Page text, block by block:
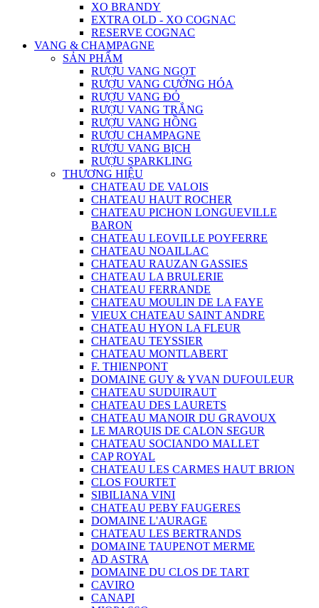
XO BRANDY
EXTRA OLD - XO COGNAC
RESERVE COGNAC
VANG & CHAMPAGNE
SẢN PHẨM
RƯỢU VANG NGỌT
RƯỢU VANG CƯỜNG HÓA
RƯỢU VANG ĐỎ
RƯỢU VANG TRẮNG
RƯỢU VANG HỒNG
RƯỢU CHAMPAGNE
RƯỢU VANG BỊCH
RƯỢU SPARKLING
THƯƠNG HIỆU
CHATEAU DE VALOIS
CHATEAU HAUT ROCHER
CHATEAU PICHON LONGUEVILLE
BARON
CHATEAU LEOVILLE POYFERRE
CHATEAU NOAILLAC
CHATEAU RAUZAN GASSIES
CHATEAU LA BRULERIE
CHATEAU FERRANDE
CHATEAU MOULIN DE LA FAYE
VIEUX CHATEAU SAINT ANDRE
CHATEAU HYON LA FLEUR
CHATEAU TEYSSIER
CHATEAU MONTLABERT
F. THIENPONT
DOMAINE GUY & YVAN DUFOULEUR
CHATEAU SUDUIRAUT
CHATEAU DES LAURETS
CHATEAU MANOIR DU GRAVOUX
LE MARQUIS DE CALON SEGUR
CHATEAU SOCIANDO MALLET
CAP ROYAL
CHATEAU LES CARMES HAUT BRION
CLOS FOURTET
SIBILIANA VINI
CHATEAU PEBY FAUGERES
DOMAINE L'AURAGE
CHATEAU LES BERTRANDS
DOMAINE TAUPENOT MERME
AD ASTRA
DOMAINE DU CLOS DE TART
CAVIRO
CANAPI